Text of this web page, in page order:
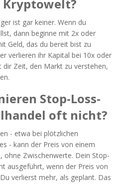
ist gar keiner. Wenn du
dann beginne mit 2x oder
Geld, das du bereit bist zu
verlieren ihr Kapital bei 10x oder
dir Zeit, den Markt zu verstehen,
Stop-Loss-
oft nicht?
- etwa bei plötzlichen
- kann der Preis von einem
ohne Zwischenwerte. Dein Stop-
ausgeführt, wenn der Preis von
verlierst mehr, als geplant. Das